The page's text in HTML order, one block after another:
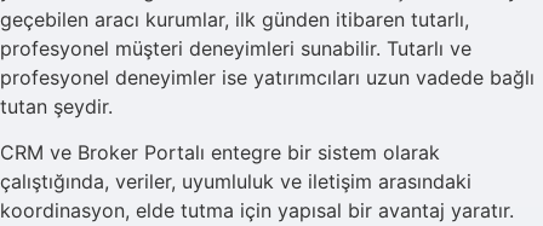
geçebilen aracı kurumlar, ilk günden itibaren tutarlı,
profesyonel müşteri deneyimleri sunabilir. Tutarlı ve
profesyonel deneyimler ise yatırımcıları uzun vadede bağlı
tutan şeydir.
CRM ve Broker Portalı entegre bir sistem olarak
çalıştığında, veriler, uyumluluk ve iletişim arasındaki
koordinasyon, elde tutma için yapısal bir avantaj yaratır.